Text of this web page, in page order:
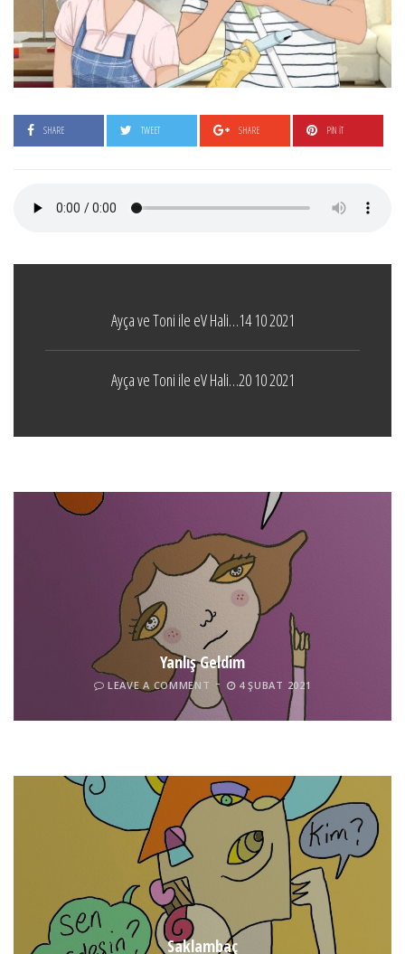
SHARE TWEET SHARE PIN IT
Ayça ve Toni ile eV Hali…14 10 2021
Ayça ve Toni ile eV Hali…20 10 2021
Yanlış Geldim
LEAVE A COMMENT 4 ŞUBAT 2021
Tel İnsan
LEAVE A COMMENT 4 ŞUBAT 2021
Saklambaç